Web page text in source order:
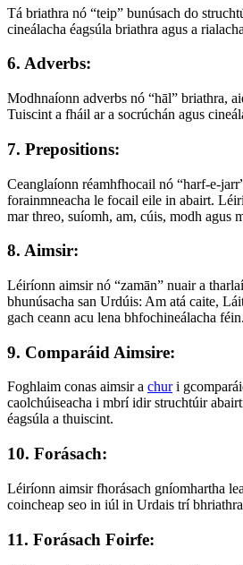
Tá briathra nó “teip” bunúsach do
cineálacha éagsúla briathra agus a
6. Adverbs:
Modhnaíonn adverbs nó “hāl” briathra,
Tuiscint a fháil ar a socrúchán agus
7. Prepositions:
Ceanglaíonn réamhfhocail nó “harf-e-
forainmneacha le focail eile in abairt.
mar threo, suíomh, am, cúis, modh agus
8. Aimsir:
Léiríonn aimsir nó “zamān” nuair a
bhunúsacha san Urdúis: Am atá caite,
gach ceann acu lena bhfochineálacha féin.
9. Comparáid Aimsire:
Foghlaim conas aimsir a churi
caolchúiseacha i mbrí idir struchtúir
éagsúla a thuiscint.
10. Forásach:
Léiríonn aimsir fhorásach gníomhartha
coincheap seo in iúl in Urdais trí
11. Forásach Foirfe: